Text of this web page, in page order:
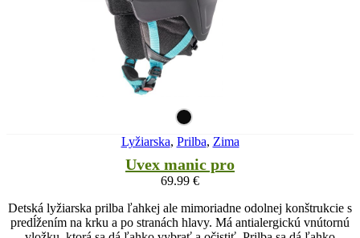
Lyžiarska, Prilba, Zima
Uvex manic pro
69.99 €
Detská lyžiarska prilba ľahkej ale mimoriadne odolnej konštrukcie s
predĺžením na krku a po stranách hlavy. Má antialergickú vnútornú